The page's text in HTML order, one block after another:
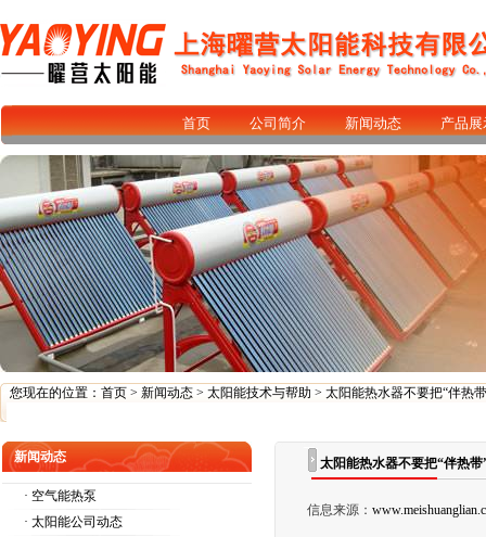
首页 公司简介 新闻动态 产品展
您现在的位置： 首页 > 新闻动态 > 太阳能技术与帮助 > 太阳能热水器不要把“伴热
新闻动态
· 空气能热泵
· 太阳能公司动态
太阳能热水器不要把“伴热
信息来源：